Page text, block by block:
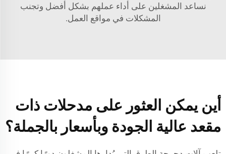
نساعد المشغلين على أداء عملهم بشكل أفضل وتجنب
المشكلات في مواقع العمل.
أين يمكن العثور على مدحلات ذات
مقعد عالية الجودة وبأسعار بالجملة؟